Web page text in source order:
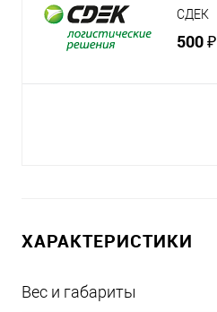
СДЕК
500 ₽
ХАРАКТЕРИСТИКИ
Вес и габариты